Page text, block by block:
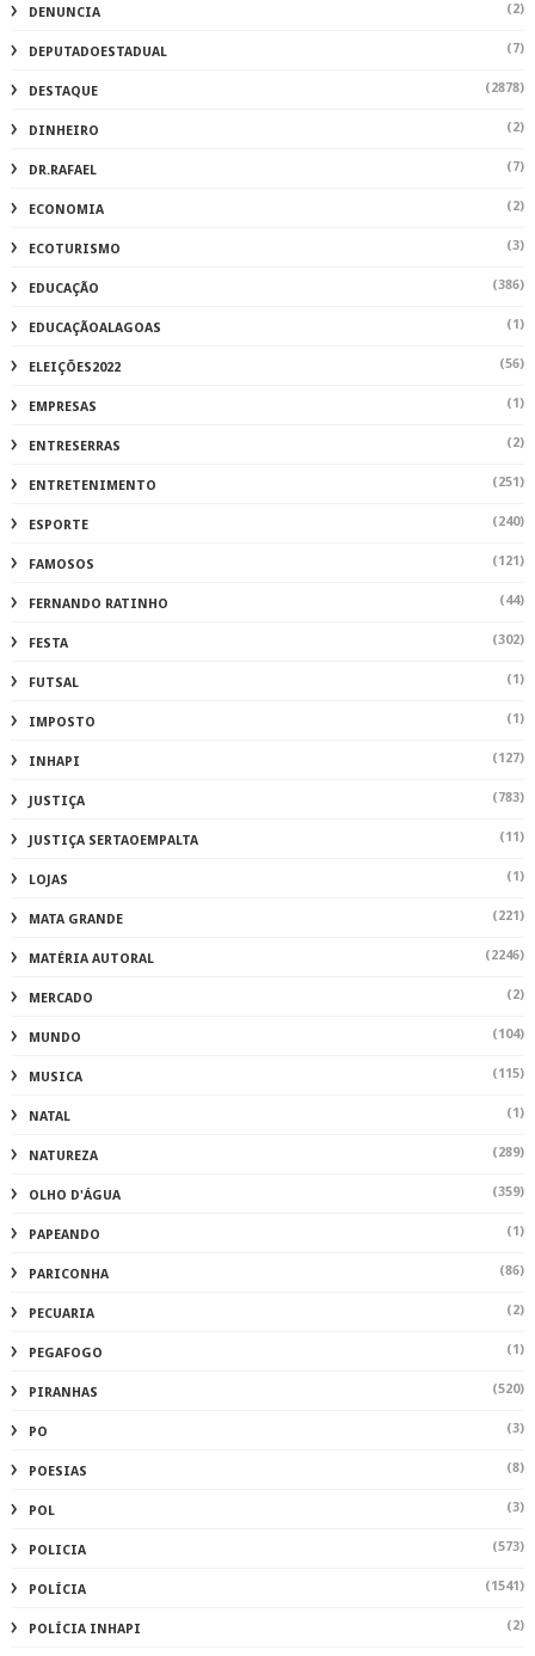
DENUNCIA (2)
DEPUTADOESTADUAL (7)
DESTAQUE (2878)
DINHEIRO (2)
DR.RAFAEL (7)
ECONOMIA (2)
ECOTURISMO (3)
EDUCAÇÃO (386)
EDUCAÇÃOALAGOAS (1)
ELEIÇÕES2022 (56)
EMPRESAS (1)
ENTRESERRAS (2)
ENTRETENIMENTO (251)
ESPORTE (240)
FAMOSOS (121)
FERNANDO RATINHO (44)
FESTA (302)
FUTSAL (1)
IMPOSTO (1)
INHAPI (127)
JUSTIÇA (783)
JUSTIÇA SERTAOEMPALTA (11)
LOJAS (1)
MATA GRANDE (221)
MATÉRIA AUTORAL (2246)
MERCADO (2)
MUNDO (104)
MUSICA (115)
NATAL (1)
NATUREZA (289)
OLHO D'ÁGUA (359)
PAPEANDO (1)
PARICONHA (86)
PECUARIA (2)
PEGAFOGO (1)
PIRANHAS (520)
PO (3)
POESIAS (8)
POL (3)
POLICIA (573)
POLÍCIA (1541)
POLÍCIA INHAPI (2)